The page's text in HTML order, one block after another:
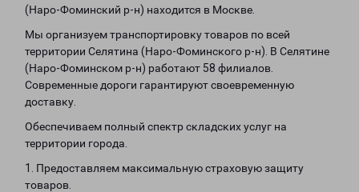
(Наро-Фоминский р-н) находится в Москве.
Мы организуем транспортировку товаров по всей
территории Селятина (Наро-Фоминского р-н). В Селятине
(Наро-Фоминском р-н) работают 58 филиалов.
Современные дороги гарантируют своевременную
доставку.
Обеспечиваем полный спектр складских услуг на
территории города.
1. Предоставляем максимальную страховую защиту
товаров.